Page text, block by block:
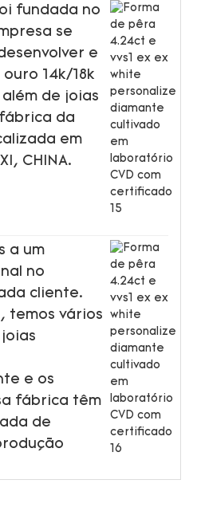
fundada no
se
e
14k/18k
de joias
da
em
CHINA.
a um
no
cliente.
temos vários
e os
fábrica têm
de